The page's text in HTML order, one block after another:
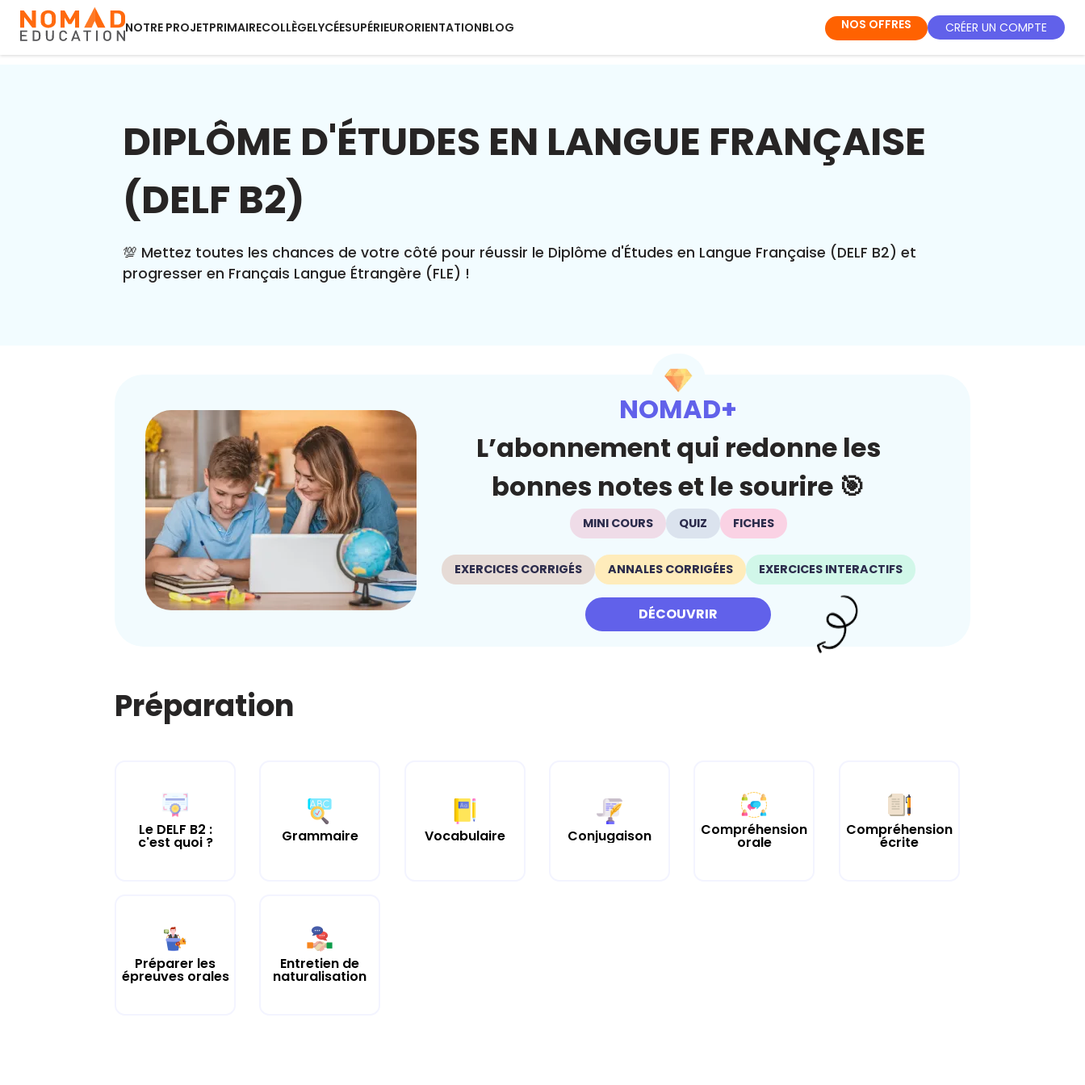
NOTRE PROJETPRIMAIRECOLLÈGELYCÉESUPÉRIEURORIENTATIONBLOG NOS OFFRES CRÉER UN COMPTE
DIPLÔME D'ÉTUDES EN LANGUE FRANÇAISE
(DELF B2)
💯 Mettez toutes les chances de votre côté pour réussir le Diplôme d'Études en Langue Française (DELF B2) et
progresser en Français Langue Étrangère (FLE) !
NOMAD+
L’abonnement qui redonne les
bonnes notes et le sourire 🎯
MINI COURS QUIZ FICHES
EXERCICES CORRIGÉS ANNALES CORRIGÉES EXERCICES INTERACTIFS
DÉCOUVRIR
Préparation
Le DELF B2 :
c'est quoi ? Grammaire Vocabulaire Conjugaison Compréhension
orale
Compréhension
écrite
Préparer les
épreuves orales
Entretien de
naturalisation